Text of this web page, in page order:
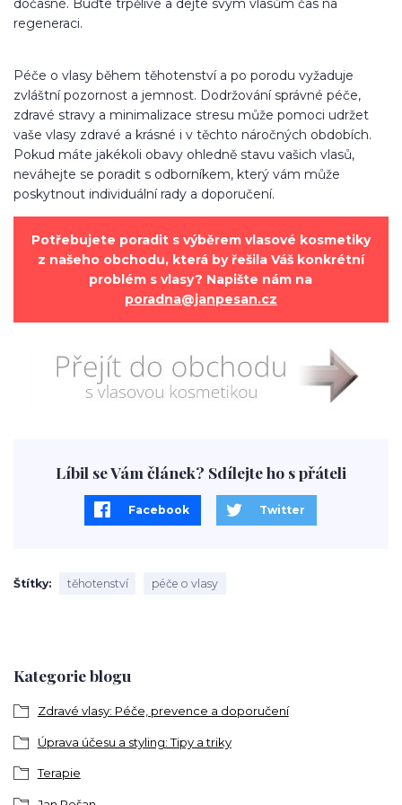
Kategorie blogu
Zdravé vlasy: Péče, prevence a doporučení
Úprava účesu a styling: Tipy a triky
Terapie
dočasné. Buďte trpělivé a dejte svým vlasům čas na
regeneraci.
Péče o vlasy během těhotenství a po porodu vyžaduje
zvláštní pozornost a jemnost. Dodržování správné péče,
zdravé stravy a minimalizace stresu může pomoci udržet
vaše vlasy zdravé a krásné i v těchto náročných obdobích.
Pokud máte jakékoli obavy ohledně stavu vašich vlasů,
neváhejte se poradit s odborníkem, který vám může
poskytnout individuální rady a doporučení.
Potřebujete poradit s výběrem vlasové kosmetiky
z našeho obchodu, která by řešila Váš konkrétní
problém s vlasy? Napište nám na
poradna@janpesan.cz
Líbil se Vám článek? Sdílejte ho s přáteli
Facebook Twitter
Štítky těhotenství péče o vlasy